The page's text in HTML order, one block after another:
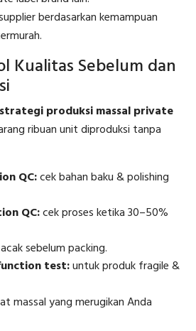
berdasarkan kemampuan
Kualitas Sebelum dan
strategi produksi massal private
ribuan unit diproduksi tanpa
QC:cek bahan baku & polishing
QC:cek proses ketika 30–50%
sebelum packing.
test:untuk produk fragile &
massal yang merugikan Anda